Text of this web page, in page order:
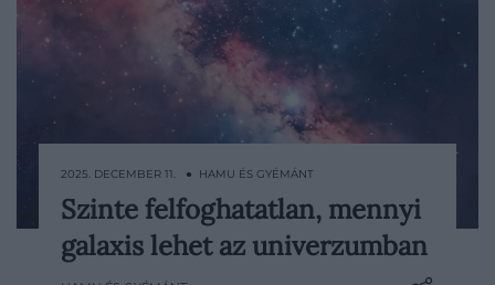
Gyakran halljuk, hogy az univerzum
végtelen és folyamatosan tágul, ám ez
2025. DECEMBER 11. ● HAMU ÉS GYÉMÁNT
Szinte felfoghatatlan, mennyi
galaxis lehet az univerzumban